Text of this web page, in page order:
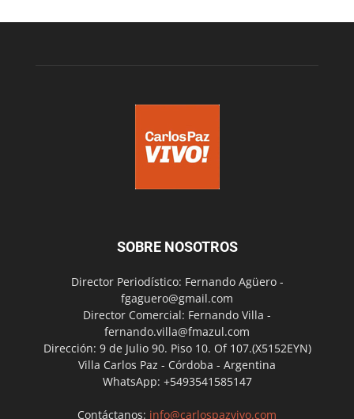
SOBRE NOSOTROS
Director Periodístico: Fernando Agüero -
fgaguero@gmail.com
Director Comercial: Fernando Villa -
fernando.villa@fmazul.com
Dirección: 9 de Julio 90. Piso 10. Of 107.(X5152EYN)
Villa Carlos Paz - Córdoba - Argentina
WhatsApp: +5493541585147
Contáctanos: info@carlospazvivo.com